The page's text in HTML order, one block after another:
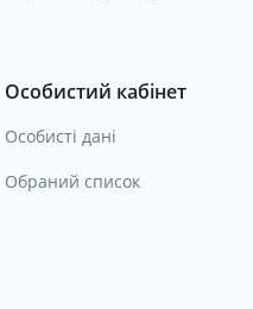
Особистий кабінет
Особисті дані
Обраний список